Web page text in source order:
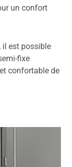
un confort
il est possible
fixe
confortable de